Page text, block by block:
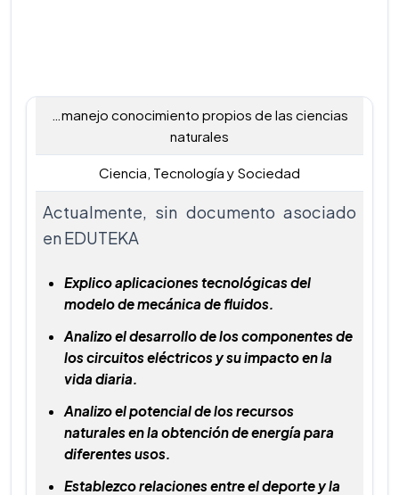
…manejo conocimiento propios de las ciencias
naturales
Ciencia, Tecnología y Sociedad
Actualmente, sin documento asociado
en EDUTEKA
Explico aplicaciones tecnológicas del
modelo de mecánica de fluidos.
Analizo el desarrollo de los componentes de
los circuitos eléctricos y su impacto en la
vida diaria.
Analizo el potencial de los recursos
naturales en la obtención de energía para
diferentes usos.
Establezco relaciones entre el deporte y la